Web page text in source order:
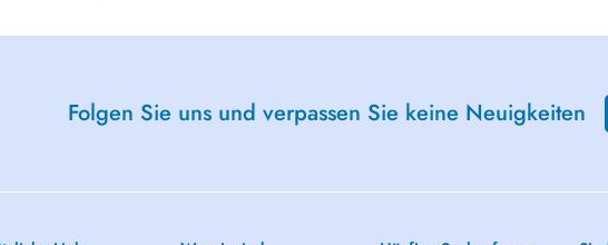
Folgen Sie uns und verpassen Sie keine Neuigkeiten